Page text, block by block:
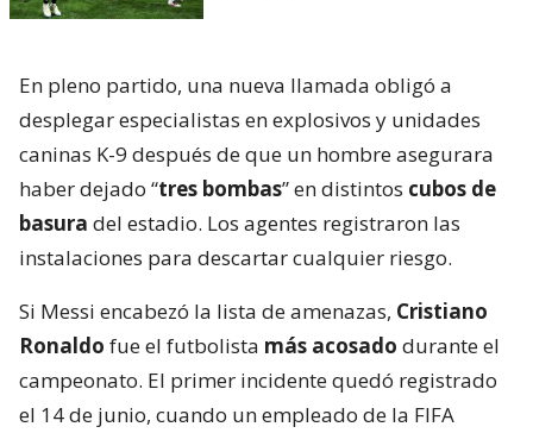
En pleno partido, una nueva llamada obligó a
desplegar especialistas en explosivos y unidades
caninas K-9 después de que un hombre asegurara
haber dejado “tres bombas” en distintos cubos de
basura del estadio. Los agentes registraron las
instalaciones para descartar cualquier riesgo.
Si Messi encabezó la lista de amenazas, Cristiano
Ronaldo fue el futbolista más acosado durante el
campeonato. El primer incidente quedó registrado
el 14 de junio, cuando un empleado de la FIFA